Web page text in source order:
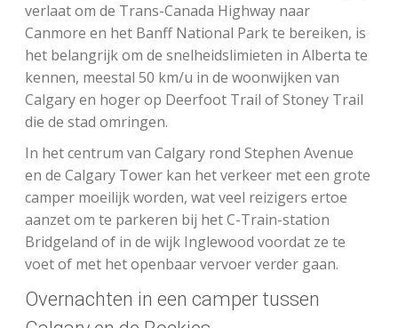
verlaat om de Trans-Canada Highway naar
Canmore en het Banff National Park te bereiken, is
het belangrijk om de snelheidslimieten in Alberta te
kennen, meestal 50 km/u in de woonwijken van
Calgary en hoger op Deerfoot Trail of Stoney Trail
die de stad omringen.
In het centrum van Calgary rond Stephen Avenue
en de Calgary Tower kan het verkeer met een grote
camper moeilijk worden, wat veel reizigers ertoe
aanzet om te parkeren bij het C-Train-station
Bridgeland of in de wijk Inglewood voordat ze te
voet of met het openbaar vervoer verder gaan.
Overnachten in een camper tussen